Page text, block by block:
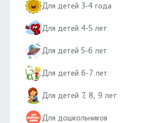
Для детей 3-4 года
Для детей 4-5 лет
Для детей 5-6 лет
Для детей 6-7 лет
Для детей 7, 8, 9 лет
Для дошкольников